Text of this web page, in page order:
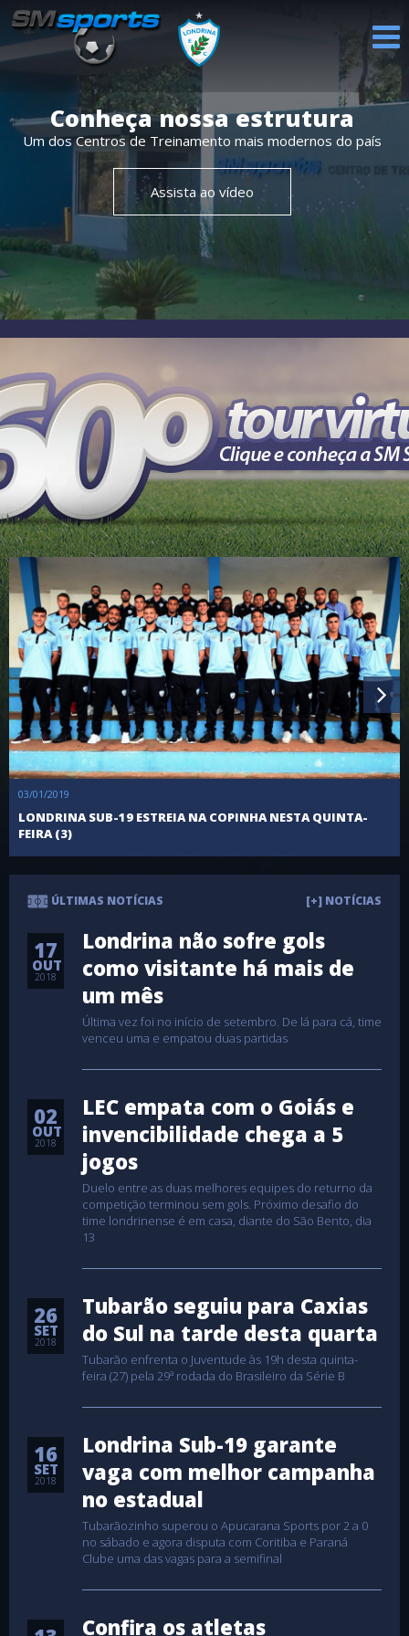
PROFISSIONALCATEGORIAS
DE BASE
REVELAÇÕES AVALIAÇÕESNOTÍCIAS
Conheça nossa estrutura
Um dos Centros de Treinamento mais modernos do país
Assista ao vídeo
03/01/2019
LONDRINA SUB-19 ESTREIA NA COPINHA NESTA QUINTA-
FEIRA (3)
ÚLTIMAS NOTÍCIAS [+] NOTÍCIAS
17
OUT
2018
Londrina não sofre gols
como visitante há mais de
um mês
Última vez foi no início de setembro. De lá para cá, time
venceu uma e empatou duas partidas
02
OUT
2018
LEC empata com o Goiás e
invencibilidade chega a 5
jogos
Duelo entre as duas melhores equipes do returno da
competição terminou sem gols. Próximo desafio do
time londrinense é em casa, diante do São Bento, dia
13
26
SET
2018
Tubarão seguiu para Caxias
do Sul na tarde desta quarta
Tubarão enfrenta o Juventude às 19h desta quinta-
feira (27) pela 29ª rodada do Brasileiro da Série B
16
SET
2018
Londrina Sub-19 garante
vaga com melhor campanha
no estadual
Tubarãozinho superou o Apucarana Sports por 2 a 0
no sábado e agora disputa com Coritiba e Paraná
Clube uma das vagas para a semifinal
Confira os atletas